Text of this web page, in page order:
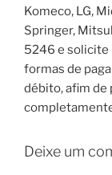
Komeco, LG,
Springer,
5246 e solicite
formas de
débito, afim de
Deixe um